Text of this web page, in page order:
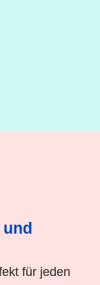
für jeden